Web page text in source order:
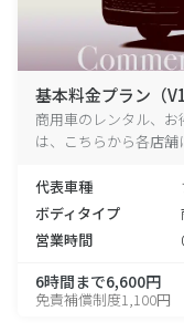
基本料金プラン（V1
商用車のレンタル、
は、こちらから各店舗
代表車種
ボディタイプ
営業時間
6時間まで6,600円
免責補償制度1,100円